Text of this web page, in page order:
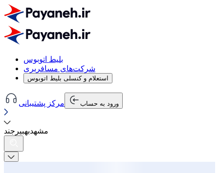
بلیط اتوبوس
شرکت‌های مسافربری
استعلام و کنسلی بلیط اتوبوس
مرکز پشتیبانی ورود به حساب
مشهدبهبیرجند